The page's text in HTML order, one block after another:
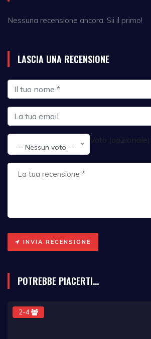
Nessuna recensione ancora. Sii il primo!
LASCIA UNA RECENSIONE
Voto (opzionale):
-- Nessun voto --
INVIA RECENSIONE
POTREBBE PIACERTI...
2-4